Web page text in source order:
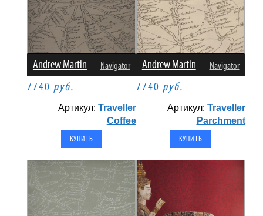
Andrew Martin Navigator
7740 руб.
Артикул: Traveller
Coffee
Andrew Martin Navigator
7740 руб.
Артикул: Traveller
Parchment